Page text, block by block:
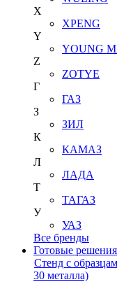
X
XPENG
Y
YOUNG
Z
ZOTYE
Г
ГАЗ
З
ЗИЛ
К
КАМАЗ
Л
ЛАДА
Т
ТАГАЗ
У
УАЗ
Все бренды
Готовые решения
Стенд с
30 металла)